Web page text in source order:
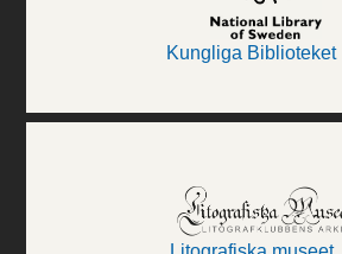
Kungliga Biblioteket